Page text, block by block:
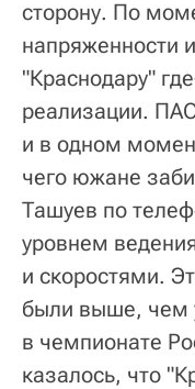
сторону. По
напряженности
"Краснодару"
реализации.
и в одном
чего южане
Ташуев по
уровнем
и скоростями.
были выше, чем
в чемпионате
казалось, что